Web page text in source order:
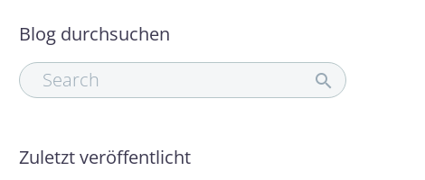
Blog durchsuchen
Zuletzt veröffentlicht